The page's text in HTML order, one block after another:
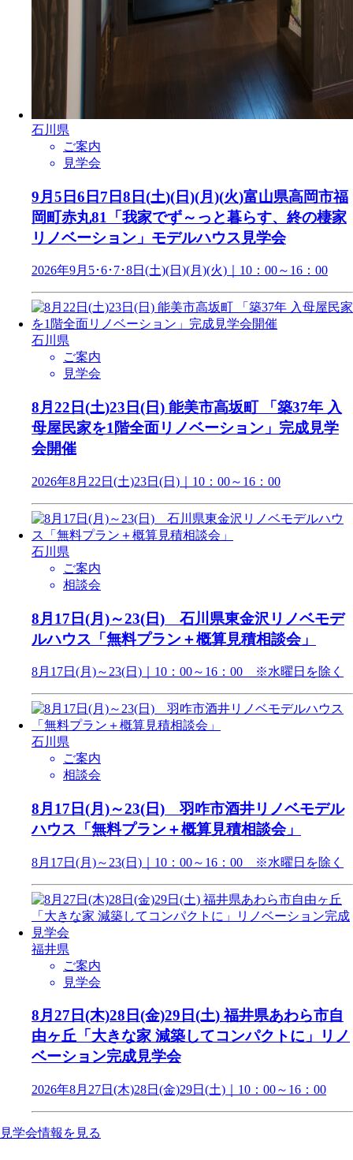
石川県
ご案内
見学会
9月5日6日7日8日(土)(日)(月)(火)富山県高岡市福
岡町赤丸81「我家でず～っと暮らす、終の棲家
リノベーション」モデルハウス見学会
2026年9月5･6･7･8日(土)(日)(月)(火)｜10：00～16：00
石川県
ご案内
見学会
8月22日(土)23日(日) 能美市高坂町 「築37年 入
母屋民家を1階全面リノベーション」完成見学
会開催
2026年8月22日(土)23日(日)｜10：00～16：00
石川県
ご案内
相談会
8月17日(月)～23(日) 石川県東金沢リノベモデ
ルハウス「無料プラン＋概算見積相談会」
8月17日(月)～23(日)｜10：00～16：00 ※水曜日を除く
石川県
ご案内
相談会
8月17日(月)～23(日) 羽咋市酒井リノベモデル
ハウス「無料プラン＋概算見積相談会」
8月17日(月)～23(日)｜10：00～16：00 ※水曜日を除く
福井県
ご案内
見学会
8月27日(木)28日(金)29日(土) 福井県あわら市自
由ヶ丘「大きな家 減築してコンパクトに」リノ
ベーション完成見学会
2026年8月27日(木)28日(金)29日(土)｜10：00～16：00
見学会情報を見る